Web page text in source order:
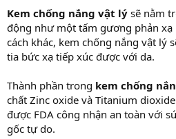
Kem chống nắng vật lý sẽ nằm
động như một tấm gương phản xạ
cách khác, kem chống nắng vật lý
tia bức xạ tiếp xúc được với da.
Thành phần trong kem chống
chất Zinc oxide và Titanium
được FDA công nhận an toàn với
gốc tự do.